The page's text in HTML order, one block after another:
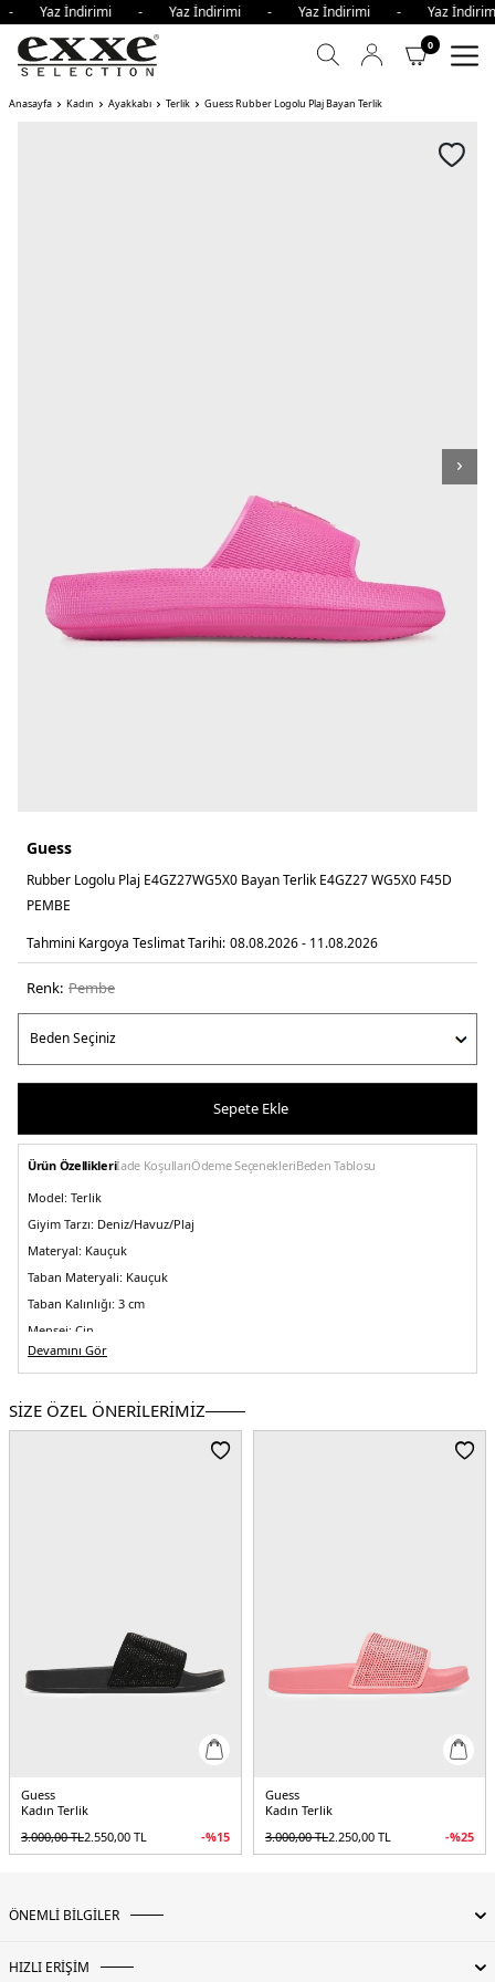
- Yaz İndirimi - Yaz İndirimi - Yaz İndirimi - Yaz
0
Anasayfa Kadın Ayakkabı Terlik Guess Rubber Logolu Plaj Bayan Terlik
Guess
Rubber Logolu Plaj E4GZ27WG5X0 Bayan Terlik E4GZ27 WG5X0 F45D
PEMBE
Tahmini Kargoya Teslimat Tarihi: 08.08.2026 - 11.08.2026
Renk: pembe
Sepete Ekle
Ürün Özellikleriİade KoşullarıÖdeme SeçenekleriBeden Tablosu
Model: Terlik
Giyim Tarzı: Deniz/Havuz/Plaj
Materyal: Kauçuk
Taban Materyali: Kauçuk
Taban Kalınlığı: 3 cm
Menşei: Çin
5DY2E4GZ27WG5X0F45D.36
Devamını Gör
SİZE ÖZEL ÖNERİLERİMİZ
Guess
Kadın Terlik
3.000,00TL2.550,00 TL -%15
Guess
Kadın Terlik
3.000,00TL2.250,00 TL -%25
ÖNEMLİ BİLGİLER
HIZLI ERİŞİM